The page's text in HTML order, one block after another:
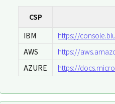
CSP
IBM
https://
AWS
https://
AZURE
https://